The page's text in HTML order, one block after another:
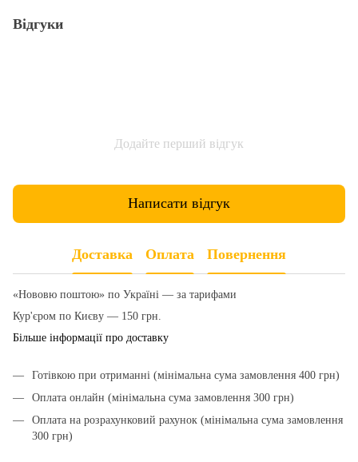
Відгуки
Додайте перший відгук
Написати відгук
Доставка Оплата Повернення
«Нововю поштою» по Україні — за тарифами
Кур'єром по Києву — 150 грн.
Більше інформації про доставку
Готівкою при отриманні (мінімальна сума замовлення 400 грн)
Оплата онлайн (мінімальна сума замовлення 300 грн)
Оплата на розрахунковий рахунок (мінімальна сума замовлення
300 грн)